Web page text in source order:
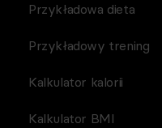
Przykładowa dieta
Przykładowy trening
Kalkulator kalorii
Kalkulator BMI